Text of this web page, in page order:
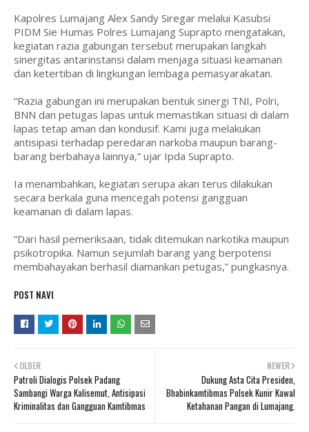
Kapolres Lumajang Alex Sandy Siregar melalui Kasubsi
PIDM Sie Humas Polres Lumajang Suprapto mengatakan,
kegiatan razia gabungan tersebut merupakan langkah
sinergitas antarinstansi dalam menjaga situasi keamanan
dan ketertiban di lingkungan lembaga pemasyarakatan.
“Razia gabungan ini merupakan bentuk sinergi TNI, Polri,
BNN dan petugas lapas untuk memastikan situasi di dalam
lapas tetap aman dan kondusif. Kami juga melakukan
antisipasi terhadap peredaran narkoba maupun barang-
barang berbahaya lainnya,” ujar Ipda Suprapto.
Ia menambahkan, kegiatan serupa akan terus dilakukan
secara berkala guna mencegah potensi gangguan
keamanan di dalam lapas.
“Dari hasil pemeriksaan, tidak ditemukan narkotika maupun
psikotropika. Namun sejumlah barang yang berpotensi
membahayakan berhasil diamankan petugas,” pungkasnya.
POST NAVI
NEWER
Dukung Asta Cita Presiden,
Bhabinkamtibmas Polsek Kunir Kawal
Ketahanan Pangan di Lumajang.
OLDER
Patroli Dialogis Polsek Padang
Sambangi Warga Kalisemut, Antisipasi
Kriminalitas dan Gangguan Kamtibmas